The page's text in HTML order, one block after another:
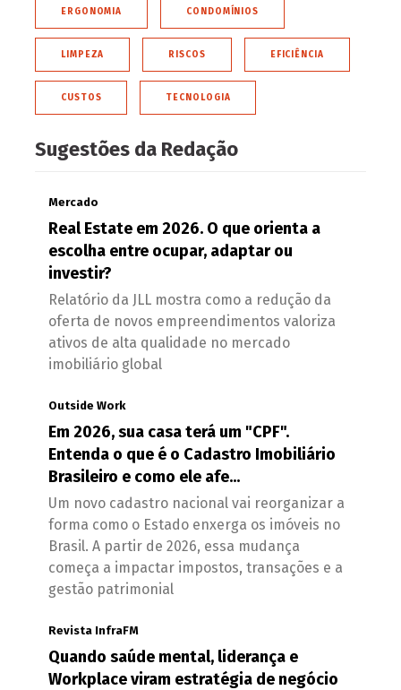
ERGONOMIA CONDOMÍNIOS
LIMPEZA RISCOS EFICIÊNCIA
CUSTOS TECNOLOGIA
Sugestões da Redação
Mercado
Real Estate em 2026. O que orienta a
escolha entre ocupar, adaptar ou
investir?
Relatório da JLL mostra como a redução da
oferta de novos empreendimentos valoriza
ativos de alta qualidade no mercado
imobiliário global
Outside Work
Em 2026, sua casa terá um "CPF".
Entenda o que é o Cadastro Imobiliário
Brasileiro e como ele afe...
Um novo cadastro nacional vai reorganizar a
forma como o Estado enxerga os imóveis no
Brasil. A partir de 2026, essa mudança
começa a impactar impostos, transações e a
gestão patrimonial
Revista InfraFM
Quando saúde mental, liderança e
Workplace viram estratégia de negócio